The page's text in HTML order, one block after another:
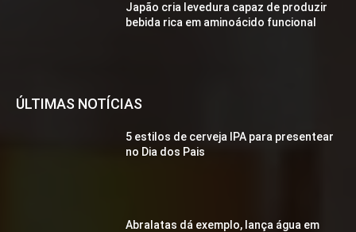
Japão cria levedura capaz de produzir
bebida rica em aminoácido funcional
ÚLTIMAS NOTÍCIAS
5 estilos de cerveja IPA para presentear
no Dia dos Pais
Abralatas dá exemplo, lança água em